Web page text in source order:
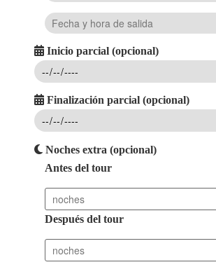
Inicio parcial (opcional)
Finalización parcial (opcional)
Noches extra (opcional)
Antes del tour
Después del tour